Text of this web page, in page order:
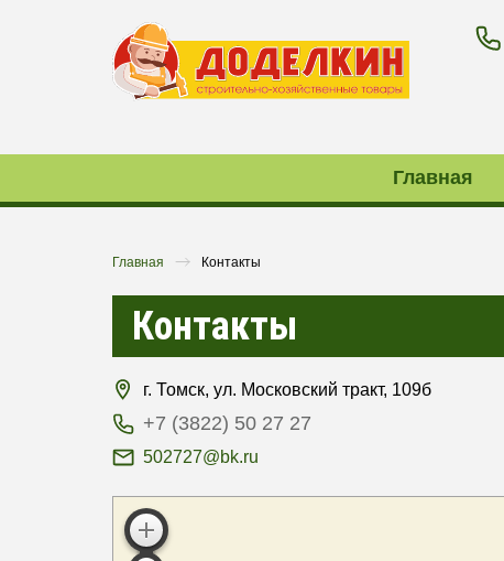
Главная
Главная Контакты
Контакты
г. Томск, ул. Московский тракт, 109б
+7 (3822) 50 27 27
502727@bk.ru